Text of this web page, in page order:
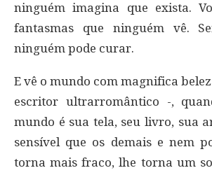
ninguém imagina que exista.
fantasmas que ninguém vê.
ninguém pode curar.
E vê o mundo com magnifica
escritor ultrarromântico -,
mundo é sua tela, seu livro, sua
sensível que os demais e nem
torna mais fraco, lhe torna um